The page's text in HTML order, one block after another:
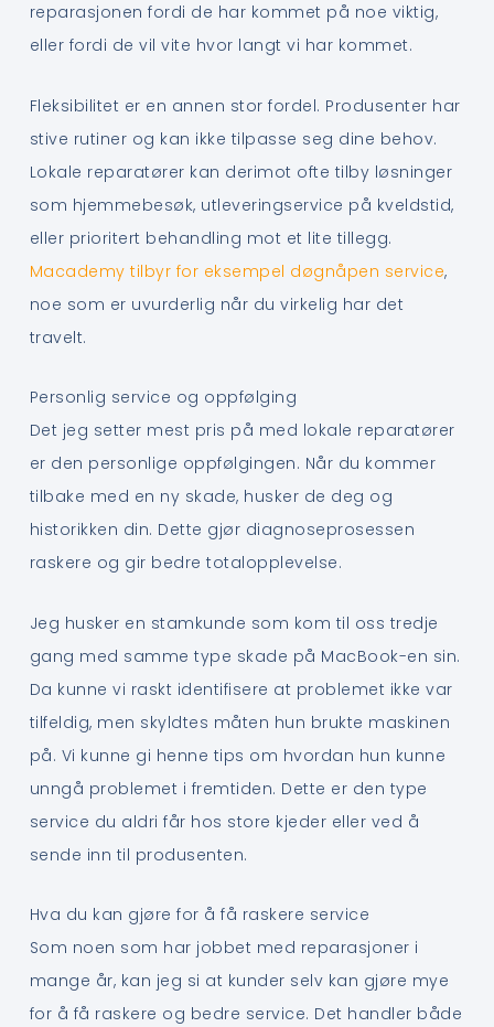
reparasjonen fordi de har kommet på noe viktig,
eller fordi de vil vite hvor langt vi har kommet.
Fleksibilitet er en annen stor fordel. Produsenter har
stive rutiner og kan ikke tilpasse seg dine behov.
Lokale reparatører kan derimot ofte tilby løsninger
som hjemmebesøk, utleveringservice på kveldstid,
eller prioritert behandling mot et lite tillegg.
Macademy tilbyr for eksempel døgnåpen service,
noe som er uvurderlig når du virkelig har det
travelt.
Personlig service og oppfølging
Det jeg setter mest pris på med lokale reparatører
er den personlige oppfølgingen. Når du kommer
tilbake med en ny skade, husker de deg og
historikken din. Dette gjør diagnoseprosessen
raskere og gir bedre totalopplevelse.
Jeg husker en stamkunde som kom til oss tredje
gang med samme type skade på MacBook-en sin.
Da kunne vi raskt identifisere at problemet ikke var
tilfeldig, men skyldtes måten hun brukte maskinen
på. Vi kunne gi henne tips om hvordan hun kunne
unngå problemet i fremtiden. Dette er den type
service du aldri får hos store kjeder eller ved å
sende inn til produsenten.
Hva du kan gjøre for å få raskere service
Som noen som har jobbet med reparasjoner i
mange år, kan jeg si at kunder selv kan gjøre mye
for å få raskere og bedre service. Det handler både